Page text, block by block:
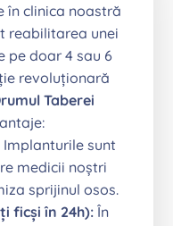
în clinica noastră
reabilitarea unei
pe doar 4 sau 6
revoluționară
Taberei
Implanturile sunt
medicii noștri
sprijinul osos.
ficși în 24h):În